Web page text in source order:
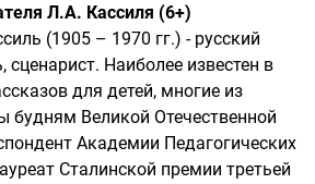
Л.А. Кассиля (6+)
(1905 – 1970 гг.) - русский
сценарист. Наиболее известен в
для детей, многие из
будням Великой Отечественной
Академии Педагогических
Сталинской премии третьей